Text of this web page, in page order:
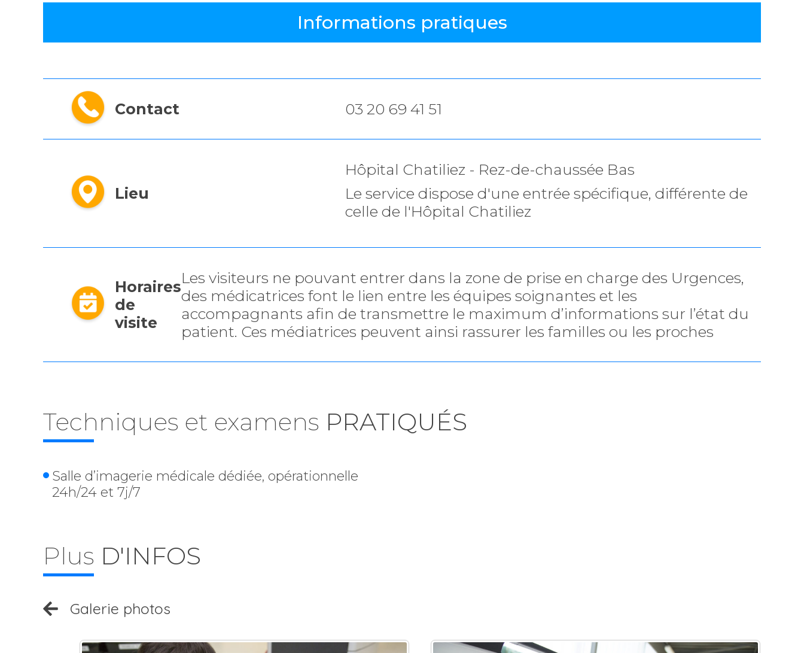
Informations pratiques
Contact 03 20 69 41 51
Lieu
Hôpital Chatiliez - Rez-de-chaussée Bas
Le service dispose d'une entrée spécifique, différente de
celle de l'Hôpital Chatiliez
Horaires
de
visite
Les visiteurs ne pouvant entrer dans la zone de prise en charge des Urgences,
des médicatrices font le lien entre les équipes soignantes et les
accompagnants afin de transmettre le maximum d’informations sur l’état du
patient. Ces médiatrices peuvent ainsi rassurer les familles ou les proches
Techniques et examens PRATIQUÉS
Salle d’imagerie médicale dédiée, opérationnelle
24h/24 et 7j/7
Plus D'INFOS
Galerie photos